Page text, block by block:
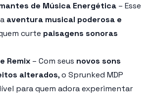
de Música Energética – Esse
aventura musical poderosa e
curte paisagens sonoras
Remix – Com seus novos sons
alterados, o Sprunked MDP
para quem adora experimentar